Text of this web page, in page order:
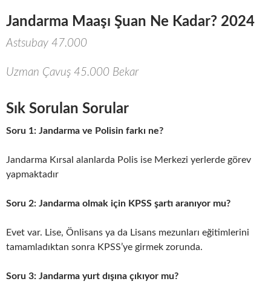
Jandarma Maaşı Şuan Ne Kadar? 2024
Astsubay 47.000
Uzman Çavuş 45.000 Bekar
Sık Sorulan Sorular
Soru 1: Jandarma ve Polisin farkı ne?
Jandarma Kırsal alanlarda Polis ise Merkezi yerlerde görev
yapmaktadır
Soru 2: Jandarma olmak için KPSS şartı aranıyor mu?
Evet var. Lise, Önlisans ya da Lisans mezunları eğitimlerini
tamamladıktan sonra KPSS’ye girmek zorunda.
Soru 3: Jandarma yurt dışına çıkıyor mu?